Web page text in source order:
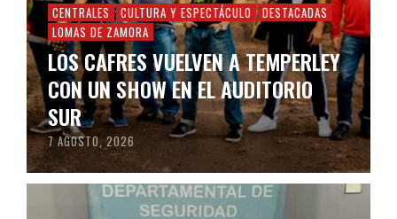
CENTRALES CULTURA Y ESPECTÁCULO
DESTACADAS
LOMAS DE ZAMORA
LOS CAFRES VUELVEN A TEMPERLEY
CON UN SHOW EN EL AUDITORIO
SUR
7 AGOSTO, 2026